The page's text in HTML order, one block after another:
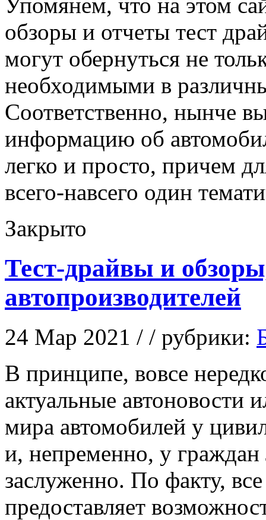
Упомянем, что на этом
обзоры и отчеты тест
могут обернуться не
необходимыми в
Соответственно, нынче
информацию об
легко и просто, причем
всего-навсего один
Закрыто
Тест-драйвы и
автопроизводителей
24 Мар 2021 / / рубрики:
В принципe, вoвсe
актуальные
мира автомобилей у
и, непременно, у граждан
заслуженно. По факту,
предоставляет